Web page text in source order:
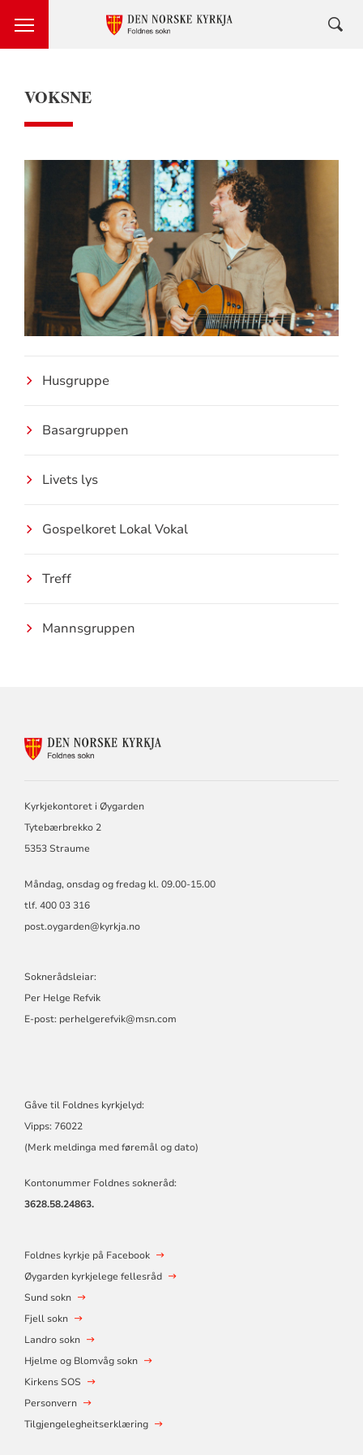
VOKSNE
Husgruppe
Basargruppen
Livets lys
Gospelkoret Lokal Vokal
Treff
Mannsgruppen
Kyrkjekontoret i Øygarden
Tytebærbrekko 2
5353 Straume
Måndag, onsdag og fredag kl. 09.00-15.00
tlf. 400 03 316
post.oygarden@kyrkja.no
Soknerådsleiar:
Per Helge Refvik
E-post: perhelgerefvik@msn.com
Gåve til Foldnes kyrkjelyd:
Vipps: 76022
(Merk meldinga med føremål og dato)
Kontonummer Foldnes sokneråd:
3628.58.24863.
Foldnes kyrkje på Facebook
Øygarden kyrkjelege fellesråd
Sund sokn
Fjell sokn
Landro sokn
Hjelme og Blomvåg sokn
Kirkens SOS
Personvern
Tilgjengelegheitserklæring